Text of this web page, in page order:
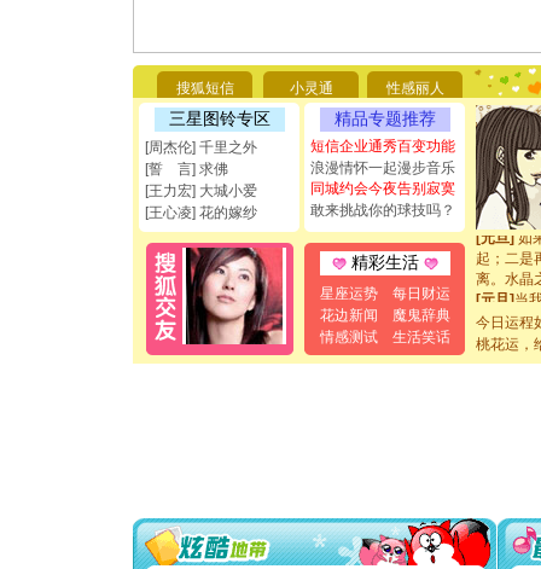
搜狐短信 小灵通 性感丽人
三星图铃专区
[周杰伦] 千里之外
[誓 言] 求佛
[王力宏] 大城小爱
[王心凌] 花的嫁纱
精品专题推荐
短信企业通秀百变功能
浪漫情怀一起漫步音乐
同城约会今夜告别寂寞
敢来挑战你的球技吗？
精彩生活
星座运势
每日财运
花边新闻
魔鬼辞典
情感测试
生活笑话
[圣诞节]
能正大
都要快乐
[圣诞节]
如意,快
[元旦]看
断电。爱
你是我专
[元旦]如
起；二是
离。水晶
[元旦]当
泣，这
卖了。水
[春节]风
要平安！
[圣诞节]
能正大
今日运程
桃花运，